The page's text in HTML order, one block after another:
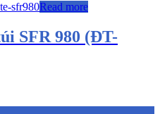
Read more
SFR 980 (ĐT-